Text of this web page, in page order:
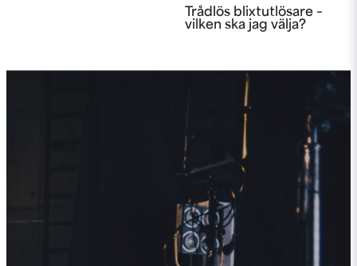
Trådlös blixtutlösare –
vilken ska jag välja?